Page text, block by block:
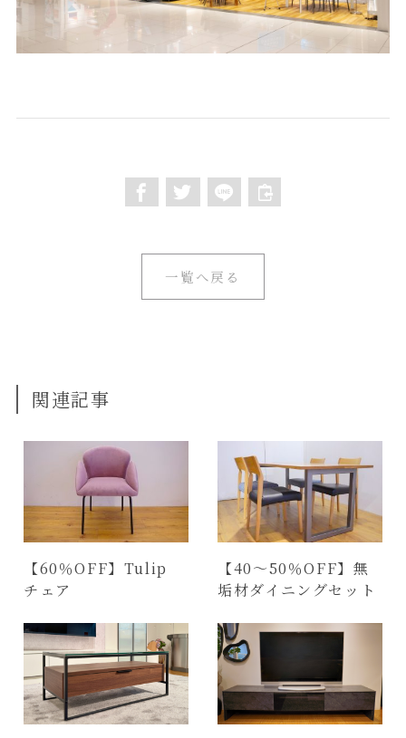
一覧へ戻る
関連記事
【60％OFF】Tulip
チェア
【40～50％OFF】無
垢材ダイニングセット